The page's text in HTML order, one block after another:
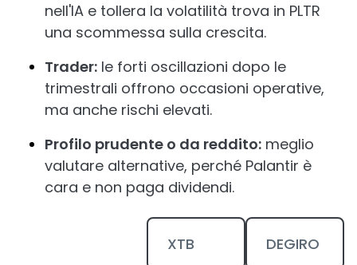
nell'IA e tollera la volatilità trova in PLTR
una scommessa sulla crescita.
Trader: le forti oscillazioni dopo le
trimestrali offrono occasioni operative,
ma anche rischi elevati.
Profilo prudente o da reddito: meglio
valutare alternative, perché Palantir è
cara e non paga dividendi.
XTB DEGIRO